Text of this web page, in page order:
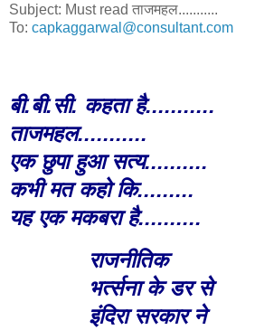
Subject: Must read ताजमहल...........
To: capkaggarwal@consultant.com
बी.बी.सी. कहता है...........
ताजमहल...........
एक छुपा हुआ सत्य..........
कभी मत कहो कि.........
यह एक मकबरा है..........
राजनीतिक
भर्त्सना के डर से
इंदिरा सरकार ने